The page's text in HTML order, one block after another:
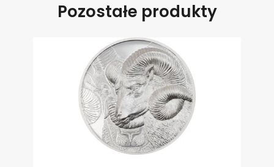
Pozostałe produkty